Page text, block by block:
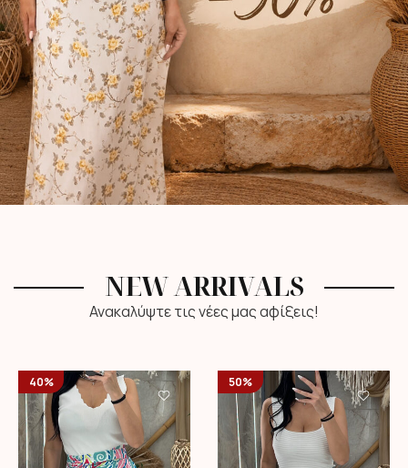
NEW ARRIVALS
Ανακαλύψτε τις νέες μας αφίξεις!
40% 50%